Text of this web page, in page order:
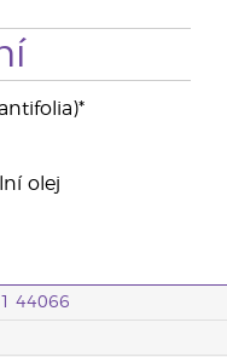
olej
44066